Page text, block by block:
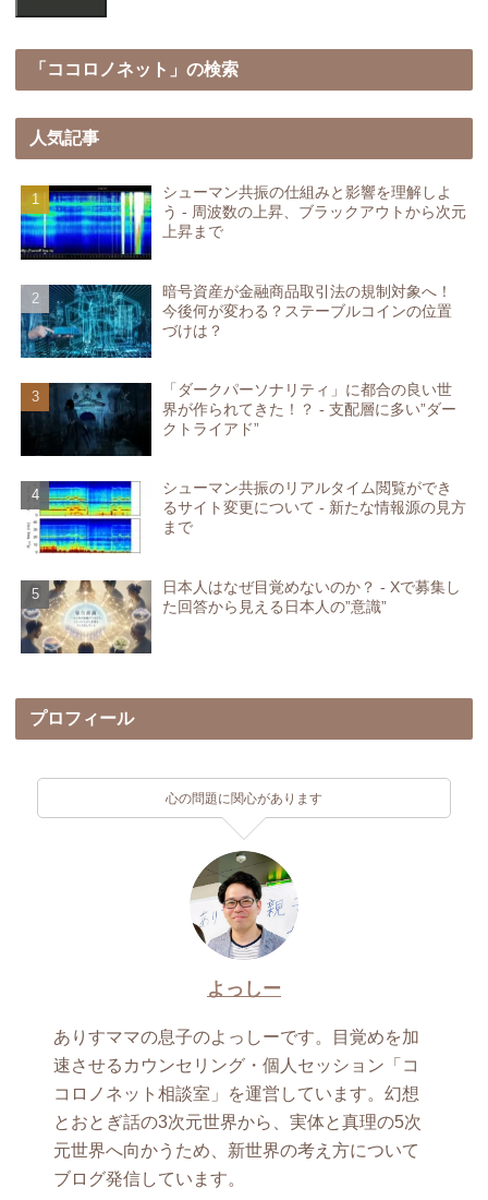
「ココロノネット」の検索
人気記事
シューマン共振の仕組みと影響を理解しよ
う - 周波数の上昇、ブラックアウトから次元
上昇まで
暗号資産が金融商品取引法の規制対象へ！
今後何が変わる？ステーブルコインの位置
づけは？
「ダークパーソナリティ」に都合の良い世
界が作られてきた！？ - 支配層に多い”ダー
クトライアド”
シューマン共振のリアルタイム閲覧ができ
るサイト変更について - 新たな情報源の見方
まで
日本人はなぜ目覚めないのか？ - Xで募集し
た回答から見える日本人の”意識”
プロフィール
心の問題に関心があります
よっしー
ありすママの息子のよっしーです。目覚めを加
速させるカウンセリング・個人セッション「コ
コロノネット相談室」を運営しています。幻想
とおとぎ話の3次元世界から、実体と真理の5次
元世界へ向かうため、新世界の考え方について
ブログ発信しています。